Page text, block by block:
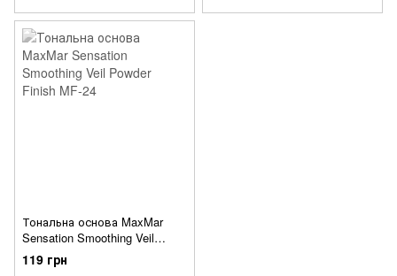
Тональна основа MaxMar
Sensation Smoothing Veil
Powder Finish MF-24 №10
119 грн